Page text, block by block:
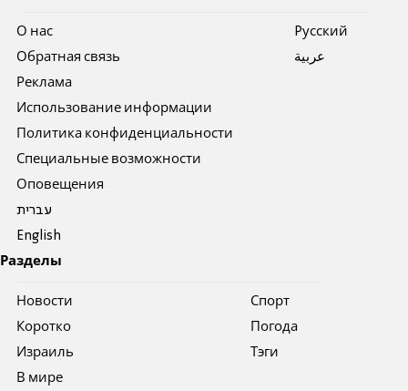
О нас
Обратная связь
Реклама
Использование информации
Политика конфиденциальности
Специальные возможности
Оповещения
עברית
English
Pусский
عربية
Разделы
Новости
Коротко
Израиль
В мире
Спорт
Погода
Тэги